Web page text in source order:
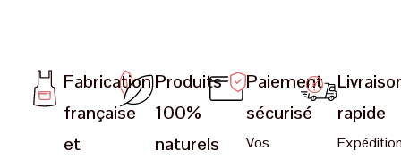
Fabrication
française
et
Produits
100%
naturels
Paiement
sécurisé
Vos
rapide